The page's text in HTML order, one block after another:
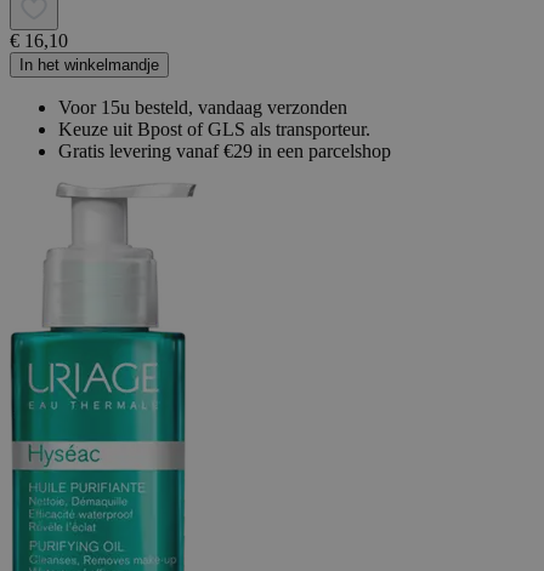
€ 16,10
In het winkelmandje
Voor 15u besteld, vandaag verzonden
Keuze uit Bpost of GLS als transporteur.
Gratis levering vanaf €29 in een parcelshop